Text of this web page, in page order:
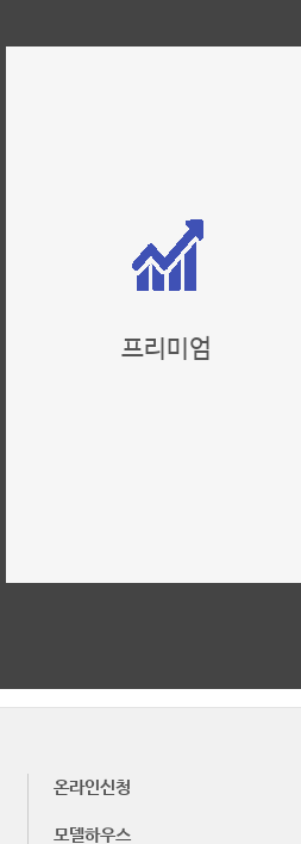
프리미엄
온라인신청
모델하우스